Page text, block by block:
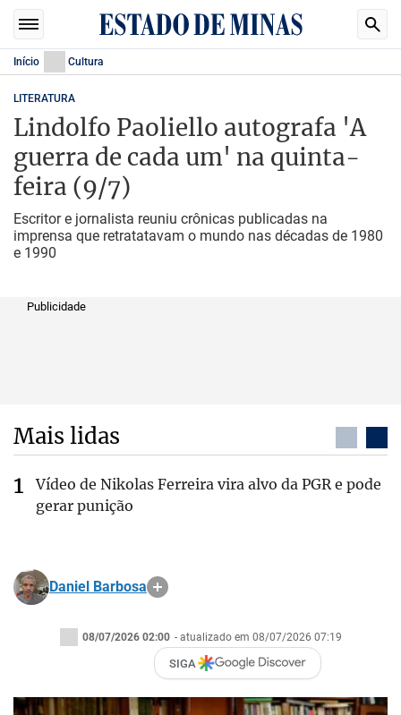
Início Cultura
LITERATURA
Lindolfo Paoliello autografa 'A
guerra de cada um' na quinta-
feira (9/7)
Escritor e jornalista reuniu crônicas publicadas na
imprensa que retratatavam o mundo nas décadas de 1980
e 1990
Publicidade
Mais lidas
Vídeo de Nikolas Ferreira vira alvo da PGR e pode
gerar punição
Daniel Barbosa
08/07/2026 02:00 - atualizado em 08/07/2026 07:19
SIGA